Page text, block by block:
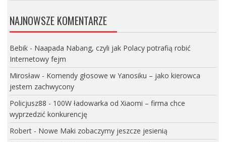
NAJNOWSZE KOMENTARZE
Bebik- Naapada Nabang, czyli jak Polacy potrafią robić
Internetowy fejm
Mirosław- Komendy głosowe w Yanosiku – jako kierowca
jestem zachwycony
Policjusz88 - 100W ładowarka od Xiaomi – firma chce
wyprzedzić konkurencję
Robert- Nowe Maki zobaczymy jeszcze jesienią